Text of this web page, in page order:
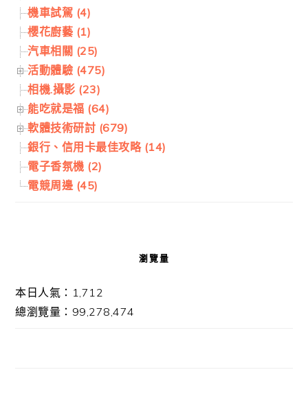
機車試駕 (4)
櫻花廚藝 (1)
汽車相關 (25)
活動體驗 (475)
相機.攝影 (23)
能吃就是福 (64)
軟體技術研討 (679)
銀行、信用卡最佳攻略 (14)
電子香氛機 (2)
電競周邊 (45)
瀏覽量
本日人氣：1,712
總瀏覽量：99,278,474